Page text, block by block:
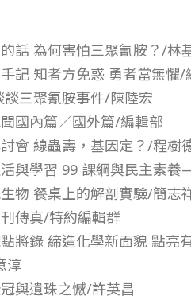
話 為何害怕三聚氰胺？/林
記 知者方免惑 勇者當無懼/
談三聚氰胺事件/陳陸宏
國內篇／國外篇/編輯部
會 線蟲壽，基因定？/程樹
與學習 99 課綱與民主素
物 餐桌上的解剖實驗/簡志
傳真/特約編輯群
將錄 締造化學新面貌 點
淳
與遺珠之憾/許英昌